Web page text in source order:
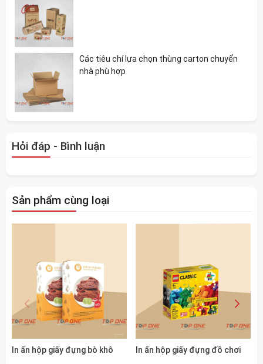
Các tiêu chí lựa chọn thùng carton chuyển
nhà phù hợp
Hỏi đáp - Bình luận
Sản phẩm cùng loại
In ấn hộp giấy đựng bò khô In ấn hộp giấy đựng đồ chơi